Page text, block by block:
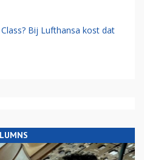
Bij Lufthansa kost dat